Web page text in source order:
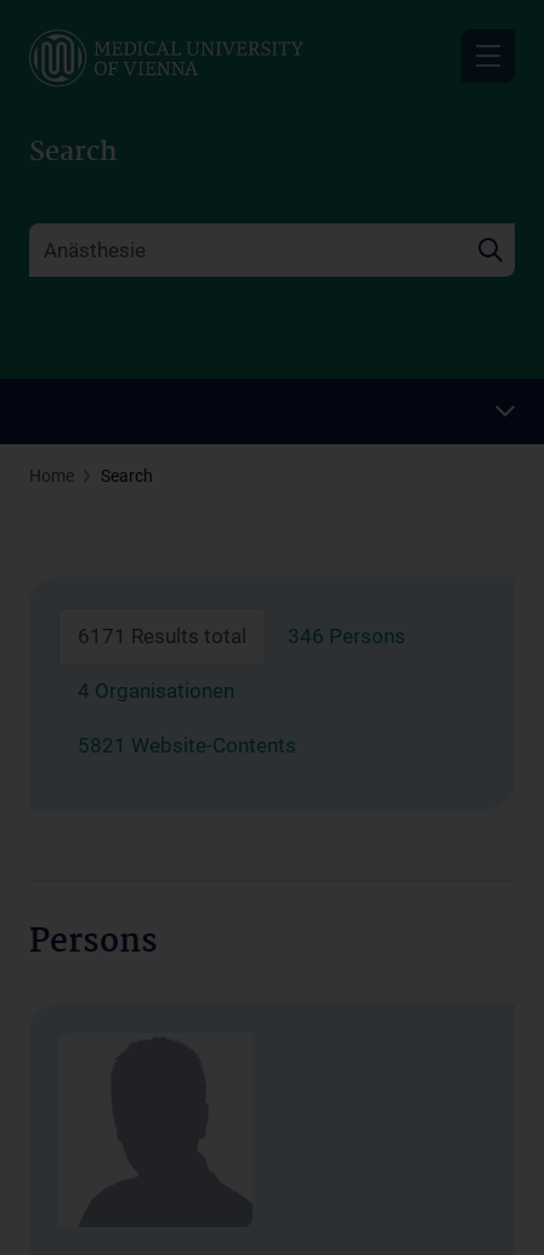
main
Search
Home Search
6171 Results total 346 Persons
4 Organisationen
5821 Website-Contents
Persons